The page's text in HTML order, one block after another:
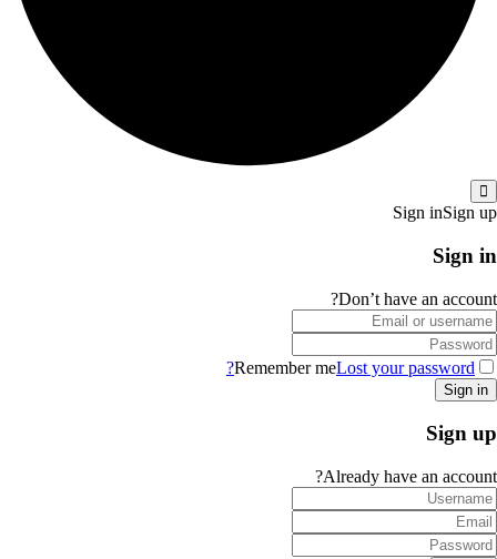
Sign inSign up
Sign in
Don’t have an account?
Remember meLost your password?
Sign up
Already have an account?